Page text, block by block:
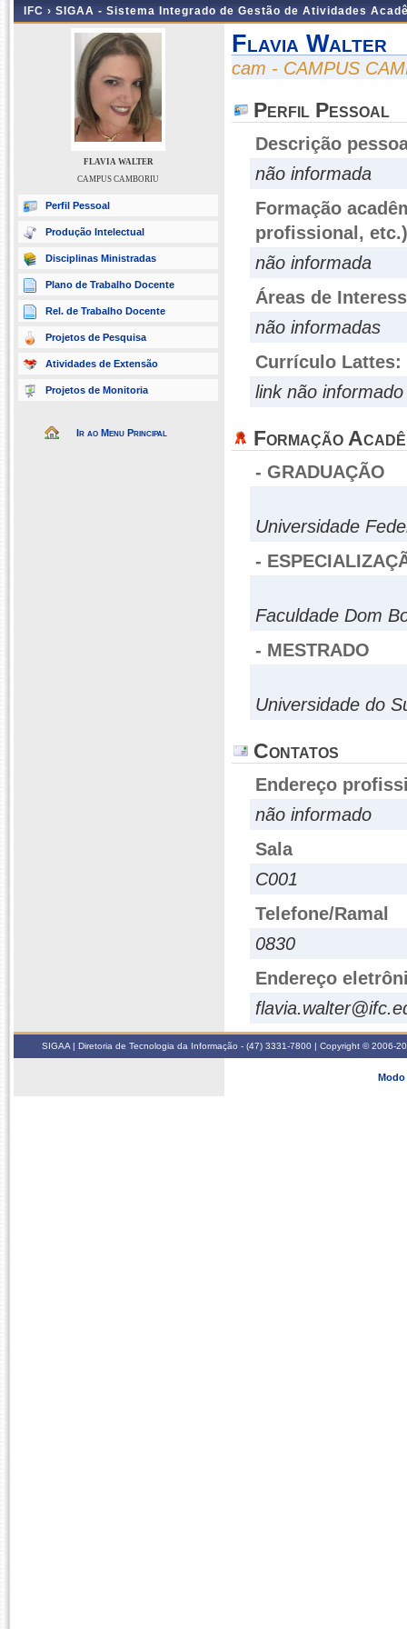
IFC › SIGAA - Sistema Integrado de Gestão de Atividades
FLAVIA WALTER
CAMPUS CAMBORIU
Perfil Pessoal
Produção Intelectual
Disciplinas Ministradas
Plano de Trabalho Docente
Rel. de Trabalho Docente
Projetos de Pesquisa
Atividades de Extensão
Projetos de Monitoria
Ir ao Menu Principal
Flavia Walter
cam - CAMPUS
Perfil Pessoal
Descrição
não informada
Formação
profissional, etc.)
não informada
Áreas de
não informadas
Currículo Lattes:
link não informado
Formação
- GRADUAÇÃO
Universidade
-
Faculdade Dom
- MESTRADO
Universidade do
Contatos
Endereço
não informado
Sala
C001
Telefone/Ramal
0830
Endereço
SIGAA | Diretoria de Tecnologia da Informação - (47) 3331-7800 | Copyright © 2006-
Modo